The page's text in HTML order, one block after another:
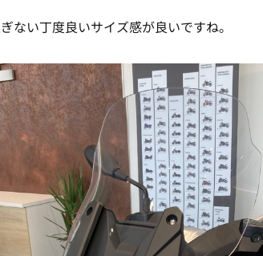
ない丁度良いサイズ感が良いですね。